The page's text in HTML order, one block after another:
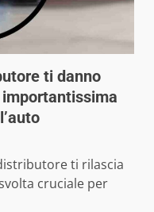
ti danno
ti rilascia
cruciale per